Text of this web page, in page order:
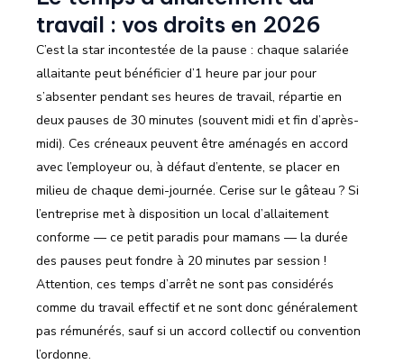
travail : vos droits en 2026
C’est la star incontestée de la pause : chaque salariée
allaitante peut bénéficier d’1 heure par jour pour
s’absenter pendant ses heures de travail, répartie en
deux pauses de 30 minutes (souvent midi et fin d’après-
midi). Ces créneaux peuvent être aménagés en accord
avec l’employeur ou, à défaut d’entente, se placer en
milieu de chaque demi-journée. Cerise sur le gâteau ? Si
l’entreprise met à disposition un local d’allaitement
conforme — ce petit paradis pour mamans — la durée
des pauses peut fondre à 20 minutes par session !
Attention, ces temps d’arrêt ne sont pas considérés
comme du travail effectif et ne sont donc généralement
pas rémunérés, sauf si un accord collectif ou convention
l’ordonne.